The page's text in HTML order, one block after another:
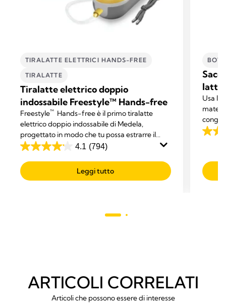
TIRALATTE ELETTRICI HANDS-FREE
TIRALATTE
Tiralatte elettrico doppio
indossabile Freestyle™ Hands-free
Freestyle™ Hands-free è il primo tiralatte
elettrico doppio indossabile di Medela,
progettato in modo che tu possa estrarre il
latte mentre ti dedichi ad altre attività.
4.1 (794)
4.1
su
5
Leggi tutto
latte
Usa le
4.8
5
stelle.
ARTICOLI CORRELATI
Articoli che possono essere di interesse